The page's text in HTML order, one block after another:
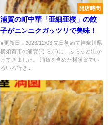
開店時間
浦賀の町中華「亜細亜楼」の餃
子がニンニクガッツリで美味！
●更新日：2023/12/03 先日初めて神奈川県
横須賀市の浦賀(うらが)に、ふらっと出か
けてきました。 浦賀を含めた横須賀でい
ろいろ行き...